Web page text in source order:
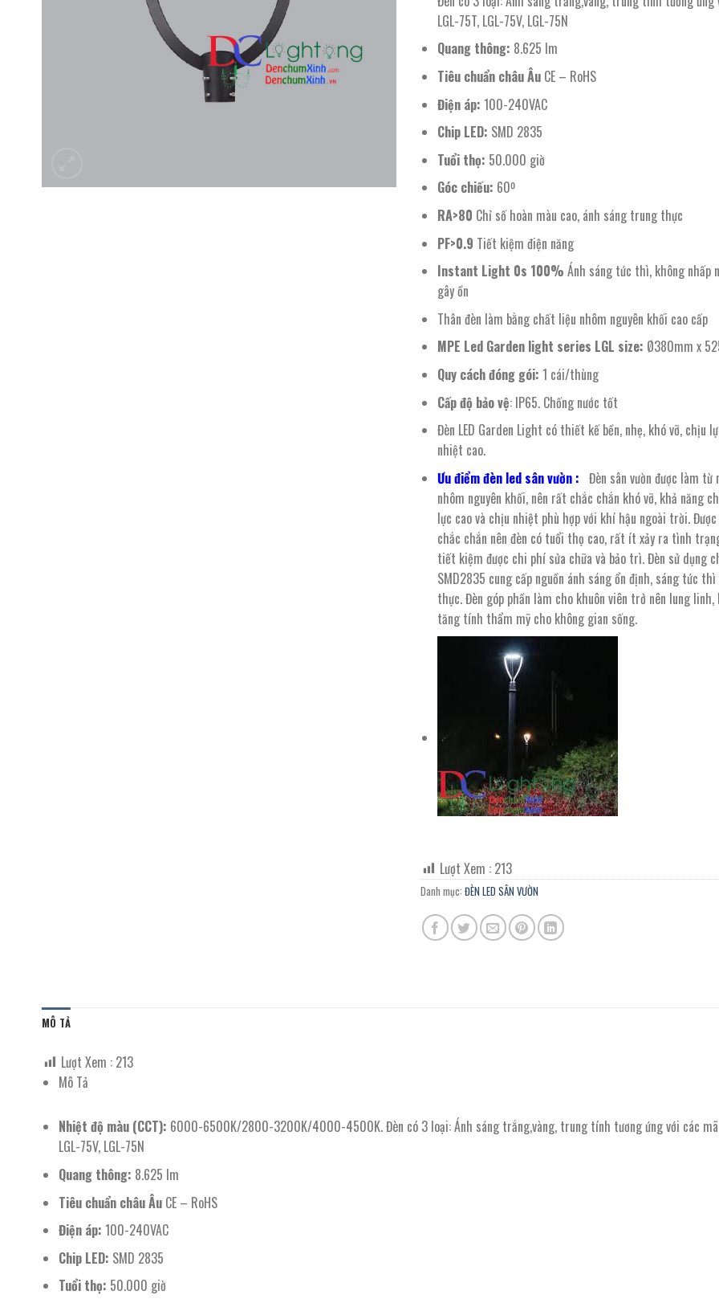
8.143.300 ₫.là:
LGL-75T, LGL-75V, LGL-75N
Quang thông: 8.625 lm
Tiêu chuẩn châu ÂuCE – RoHS
Điện áp: 100-240VAC
Chip LED: SMD 2835
Tuổi thọ: 50.000 giờ
Góc chiếu: 60º
RA>80 Chỉ số hoàn màu cao, ánh sáng trung thực
PF>0.9 Tiết kiệm điện năng
Instant Light 0s 100% Ánh sáng tức thì, không nhấp
gây ồn
Thân đèn làm bằng chất liệu nhôm nguyên khối cao cấp
MPE Led Garden light series LGL size: Ø380mm x
Quy cách đóng gói: 1 cái/thùng
Cấp độ bảo vệ: IP65. Chống nước tốt
Đèn LED Garden Light có thiết kế bền, nhẹ, khó vỡ, chịu
nhiệt cao.
Ưu điểm đèn led sân vườn : Đèn sân vườn được làm từ
nhôm nguyên khối, nên rất chắc chắn khó vỡ, khả năng
lực cao và chịu nhiệt phù hợp với khí hậu ngoài trời.
chắc chắn nên đèn có tuổi thọ cao, rất ít xảy ra tình
tiết kiệm được chi phí sửa chữa và bảo trì. Đèn sử dụng
SMD2835 cung cấp nguồn ánh sáng ổn định, sáng tức
thực. Đèn góp phần làm cho khuôn viên trở nên lung linh,
tăng tính thẩm mỹ cho không gian sống.
Lượt Xem : 213
Danh mục: ĐÈN LED SÂN VƯỜN
MÔ TẢ
Lượt Xem : 213
Mô Tả
Nhiệt độ màu (CCT): 6000-6500K/2800-3200K/4000-4500K. Đèn có 3 loại: Ánh sáng trắng,vàng, trung tính tương ứng với các mã
LGL-75V, LGL-75N
Quang thông: 8.625 lm
Tiêu chuẩn châu ÂuCE – RoHS
Điện áp: 100-240VAC
Chip LED: SMD 2835
Tuổi thọ: 50.000 giờ